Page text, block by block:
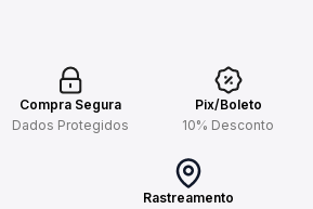
Compra Segura
Dados Protegidos
Pix/Boleto
10% Desconto
Rastreamento